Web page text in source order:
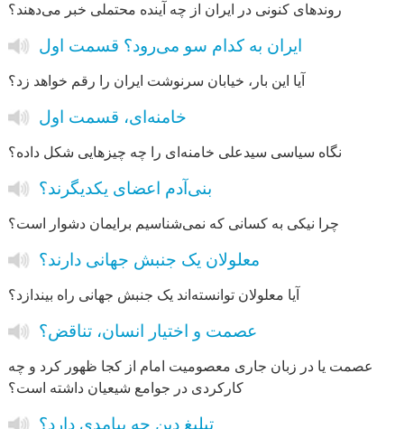
روندهای کنونی در ایران از چه آینده‌ محتملی خبر می‌دهند؟
ایران به کدام سو می‌رود؟ قسمت اول
آیا این بار، خیابان سرنوشت ایران را رقم خواهد زد؟
خامنه‌ای، قسمت اول
نگاه سیاسی سیدعلی خامنه‌ای را چه چیزهایی شکل داده؟
بنی‌آدم اعضای یکدیگرند؟
چرا نیکی به کسانی که نمی‌شناسیم برایمان دشوار است؟
معلولان یک جنبش جهانی دارند؟
آیا معلولان توانسته‌اند یک جنبش جهانی راه بیندازد؟
عصمت و اختیار انسان، تناقض؟
عصمت یا در زبان جاری معصومیت امام از کجا ظهور کرد و چه
کارکردی در جوامع شیعیان داشته است؟
تبلیغ دین چه پیامدی دارد؟